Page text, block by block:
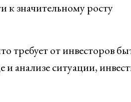
к значительному росту
требует от инвесторов
анализе ситуации,